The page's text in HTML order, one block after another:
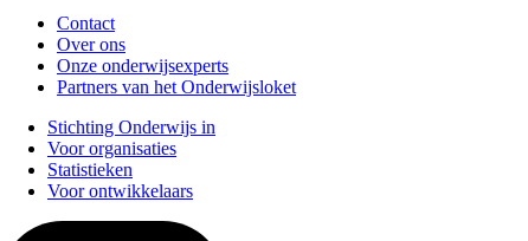
Contact
Over ons
Onze onderwijsexperts
Partners van het Onderwijsloket
Stichting Onderwijs in
Voor organisaties
Statistieken
Voor ontwikkelaars